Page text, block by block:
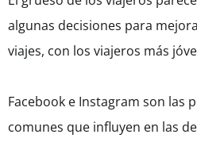
algunas decisiones para
viajes, con los viajeros más
Facebook e Instagram son las
comunes que influyen en las